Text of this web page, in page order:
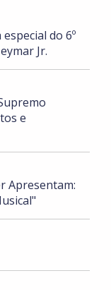
do 6º
Jr.
e
Apresentam: